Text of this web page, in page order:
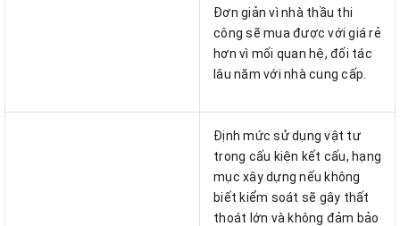
Đơn giản vì nhà thầu thi
công sẽ mua được với giá rẻ
hơn vì mối quan hệ, đối tác
lâu năm với nhà cung cấp.
Định mức sử dụng vật tư
trong cấu kiện kết cấu, hạng
mục xây dựng nếu không
biết kiểm soát sẽ gây thất
thoát lớn và không đảm bảo